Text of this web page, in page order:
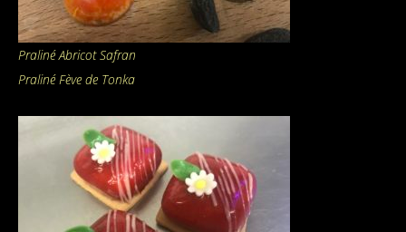
Praliné Abricot Safran
Praliné Fève de Tonka